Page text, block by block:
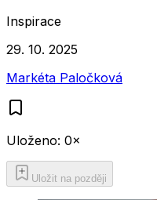
Inspirace
29. 10. 2025
Markéta Paločková
Uloženo: 0×
Uložit na později